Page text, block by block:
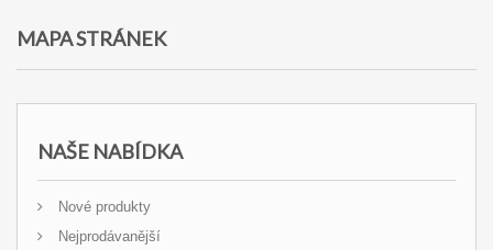
MAPA STRÁNEK
NAŠE NABÍDKA
Nové produkty
Nejprodávanější